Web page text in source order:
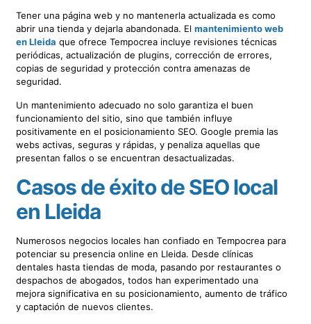
Tener una página web y no mantenerla actualizada es como
abrir una tienda y dejarla abandonada. Elmantenimiento web
en Lleida que ofrece Tempocrea incluye revisiones técnicas
periódicas, actualización de plugins, corrección de errores,
copias de seguridad y protección contra amenazas de
seguridad.
Un mantenimiento adecuado no solo garantiza el buen
funcionamiento del sitio, sino que también influye
positivamente en el posicionamiento SEO. Google premia las
webs activas, seguras y rápidas, y penaliza aquellas que
presentan fallos o se encuentran desactualizadas.
Casos de éxito de SEO local
en Lleida
Numerosos negocios locales han confiado en Tempocrea para
potenciar su presencia online en Lleida. Desde clínicas
dentales hasta tiendas de moda, pasando por restaurantes o
despachos de abogados, todos han experimentado una
mejora significativa en su posicionamiento, aumento de tráfico
y captación de nuevos clientes.